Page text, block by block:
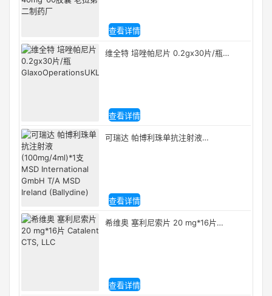
查看详情
维全特 培唑帕尼片 0.2gx30片/瓶
查看详情
可瑞达 帕博利珠单抗注射液
查看详情
希维奥 塞利尼索片 20 mg*16片
查看详情